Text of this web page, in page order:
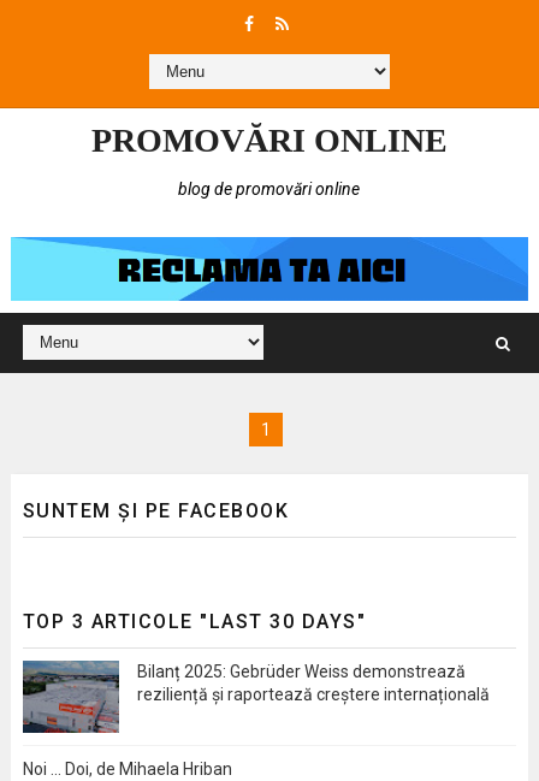
PROMOVĂRI ONLINE
blog de promovări online
1
SUNTEM ȘI PE FACEBOOK
TOP 3 ARTICOLE "LAST 30 DAYS"
Bilanț 2025: Gebrüder Weiss demonstrează
reziliență și raportează creștere internațională
Noi … Doi, de Mihaela Hriban